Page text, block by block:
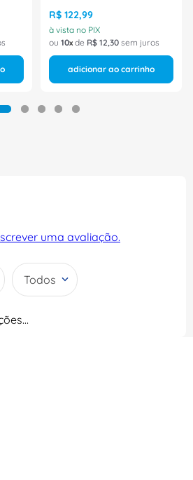
R$ 122,99
à vista no PIX
ou 10 de R$ 12,30 sem juros
adicionar ao carrinho
uma avaliação.
Todos